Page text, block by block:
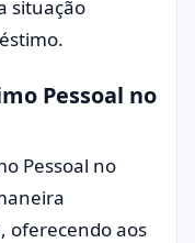
situação
Pessoal no
Pessoal no
oferecendo aos